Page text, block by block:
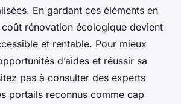
En gardant ces éléments en
rénovation écologique devient
et rentable. Pour mieux
d’aides et réussir sa
pas à consulter des experts
portails reconnus comme cap